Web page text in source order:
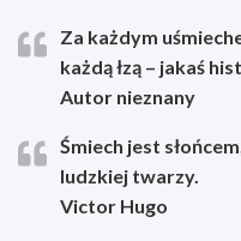
Za każdym
każdą łzą – jakaś
Autor nieznany
Śmiech jest
ludzkiej twarzy.
Victor Hugo